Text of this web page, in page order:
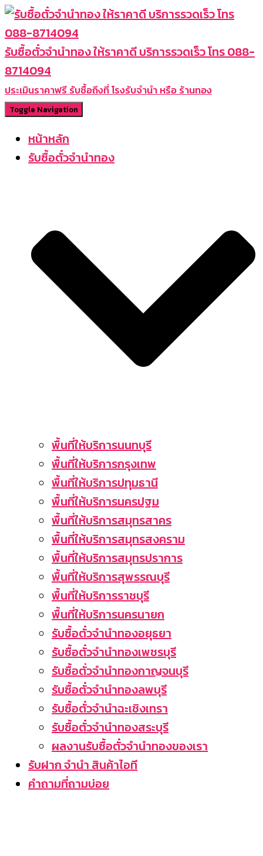
รับซื้อตั๋วจำนำทอง ให้ราคาดี บริการรวดเร็ว โทร 088-
8714094
ประเมินราคาฟรี รับซื้อถึงที่ โรงรับจำนำ หรือ ร้านทอง
Toggle Navigation
หน้าหลัก
รับซื้อตั๋วจำนำทอง
พื้นที่ให้บริการนนทบุรี
พื้นที่ให้บริการกรุงเทพ
พื้นที่ให้บริการปทุมธานี
พื้นที่ให้บริการนครปฐม
พื้นที่ให้บริการสมุทรสาคร
พื้นที่ให้บริการสมุทรสงคราม
พื้นที่ให้บริการสมุทรปราการ
พื้นที่ให้บริการสุพรรณบุรี
พื้นที่ให้บริการราชบุรี
พื้นที่ให้บริการนครนายก
รับซื้อตั๋วจำนำทองอยุธยา
รับซื้อตั๋วจำนำทองเพชรบุรี
รับซื้อตั่วจำนำทองกาญจนบุรี
รับซื้อตั๋วจำนำทองลพบุรี
รับซื้อตั๋วจำนำฉะเชิงเทรา
รับซื้อตั๋วจำนำทองสระบุรี
ผลงานรับซื้อตั๋วจำนำทองของเรา
รับฝาก จำนำ สินค้าไอที
คำถามที่ถามบ่อย